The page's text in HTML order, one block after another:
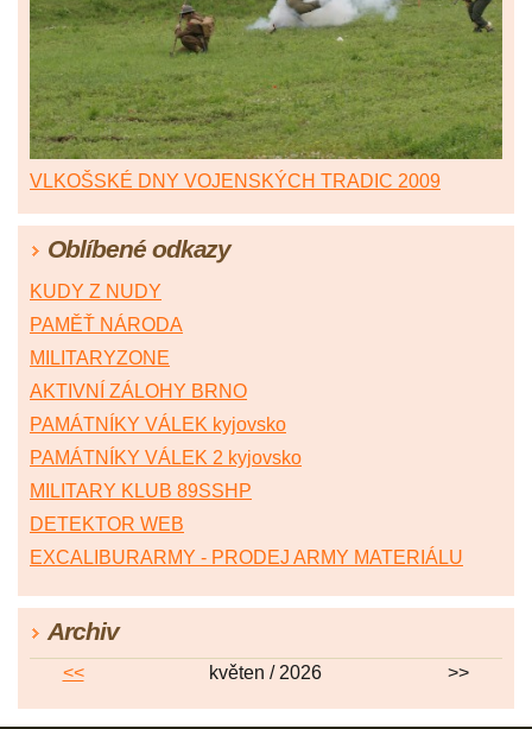
VLKOŠSKÉ DNY VOJENSKÝCH TRADIC 2009
Oblíbené odkazy
KUDY Z NUDY
PAMĚŤ NÁRODA
MILITARYZONE
AKTIVNÍ ZÁLOHY BRNO
PAMÁTNÍKY VÁLEK kyjovsko
PAMÁTNÍKY VÁLEK 2 kyjovsko
MILITARY KLUB 89SSHP
DETEKTOR WEB
EXCALIBURARMY - PRODEJ ARMY MATERIÁLU
Archiv
<< květen / 2026 >>